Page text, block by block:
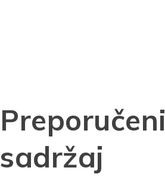
Preporučeni
sadržaj